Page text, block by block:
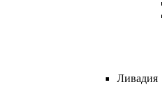
Ливадия